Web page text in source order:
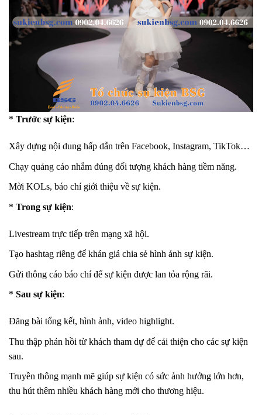
* Trước sự kiện:
Xây dựng nội dung hấp dẫn trên Facebook, Instagram, TikTok…
Chạy quảng cáo nhắm đúng đối tượng khách hàng tiềm năng.
Mời KOLs, báo chí giới thiệu về sự kiện.
* Trong sự kiện:
Livestream trực tiếp trên mạng xã hội.
Tạo hashtag riêng để khán giả chia sẻ hình ảnh sự kiện.
Gửi thông cáo báo chí để sự kiện được lan tỏa rộng rãi.
* Sau sự kiện:
Đăng bài tổng kết, hình ảnh, video highlight.
Thu thập phản hồi từ khách tham dự để cải thiện cho các sự kiện
sau.
Truyền thông mạnh mẽ giúp sự kiện có sức ảnh hưởng lớn hơn,
thu hút thêm nhiều khách hàng mới cho thương hiệu.